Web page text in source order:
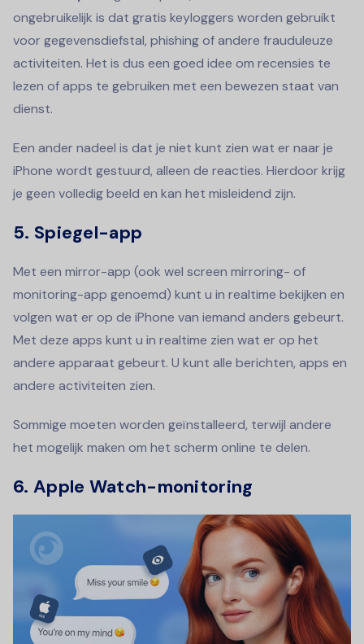
ongebruikelijk is dat gratis keyloggers worden gebruikt
voor gegevensdiefstal, phishing of andere frauduleuze
activiteiten. Het is dus een goed idee om recensies te
lezen of apps te gebruiken met een bewezen staat van
dienst.
Een ander nadeel is dat je niet kunt zien wat er naar je
iPhone wordt gestuurd, alleen de reacties. Hierdoor krijg
je geen volledig beeld en kan het misleidend zijn.
5. Spiegel-app
Met een mirror-app (ook wel screen mirroring- of
monitoring-app genoemd) kunt u in realtime bekijken en
volgen wat er op de iPhone van iemand anders gebeurt.
Met deze apps kunt u in realtime zien wat er op het
andere apparaat gebeurt. U kunt alle berichten, apps en
andere activiteiten zien.
Sommige moeten worden geïnstalleerd, terwijl andere
het mogelijk maken om het scherm online te delen.
6. Apple Watch-monitoring